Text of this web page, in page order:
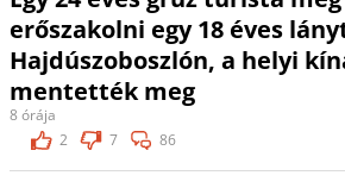
erőszakolni egy 18 éves
Hajdúszoboszlón, a helyi
mentették meg
8 órája
2
7 86